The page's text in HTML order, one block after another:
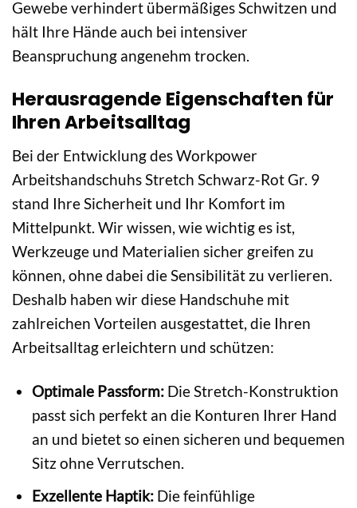
Gewebe verhindert übermäßiges Schwitzen und
hält Ihre Hände auch bei intensiver
Beanspruchung angenehm trocken.
Herausragende Eigenschaften für
Ihren Arbeitsalltag
Bei der Entwicklung des Workpower
Arbeitshandschuhs Stretch Schwarz-Rot Gr. 9
stand Ihre Sicherheit und Ihr Komfort im
Mittelpunkt. Wir wissen, wie wichtig es ist,
Werkzeuge und Materialien sicher greifen zu
können, ohne dabei die Sensibilität zu verlieren.
Deshalb haben wir diese Handschuhe mit
zahlreichen Vorteilen ausgestattet, die Ihren
Arbeitsalltag erleichtern und schützen:
Optimale Passform:Die Stretch-Konstruktion
passt sich perfekt an die Konturen Ihrer Hand
an und bietet so einen sicheren und bequemen
Sitz ohne Verrutschen.
Exzellente Haptik:Die feinfühlige